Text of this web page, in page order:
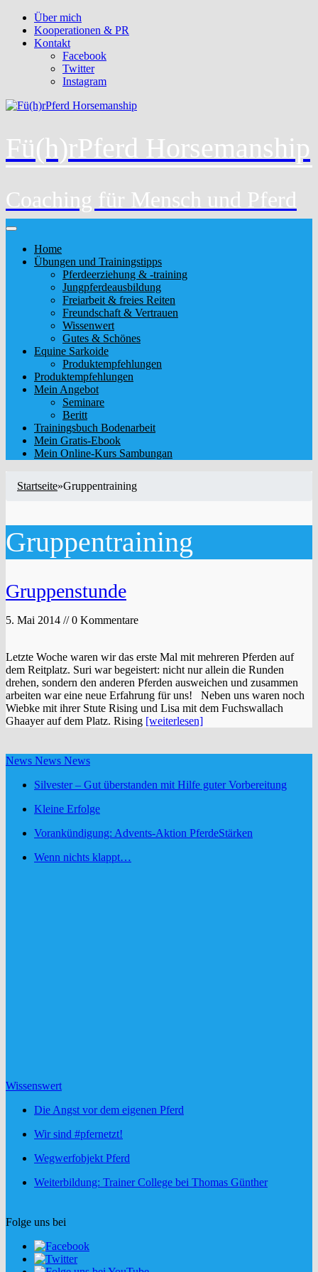
Über mich
Kooperationen & PR
Kontakt
Facebook
Twitter
Instagram
Fü(h)rPferd Horsemanship
Coaching für Mensch und Pferd
Home
Übungen und Trainingstipps
Pferdeerziehung & -training
Jungpferdeausbildung
Freiarbeit & freies Reiten
Freundschaft & Vertrauen
Wissenwert
Gutes & Schönes
Equine Sarkoide
Produktempfehlungen
Produktempfehlungen
Mein Angebot
Seminare
Beritt
Trainingsbuch Bodenarbeit
Mein Gratis-Ebook
Mein Online-Kurs Sambungan
Startseite»Gruppentraining
Gruppentraining
Gruppenstunde
5. Mai 2014 // 0 Kommentare
Letzte Woche waren wir das erste Mal mit mehreren Pferden auf
dem Reitplatz. Suri war begeistert: nicht nur allein die Runden
drehen, sondern den anderen Pferden ausweichen und zusammen
arbeiten war eine neue Erfahrung für uns! Neben uns waren noch
Wiebke mit ihrer Stute Rising und Lisa mit dem Fuchswallach
Ghaayer auf dem Platz. Rising [weiterlesen]
News News News
Silvester – Gut überstanden mit Hilfe guter Vorbereitung
Kleine Erfolge
Vorankündigung: Advents-Aktion PferdeStärken
Wenn nichts klappt…
Wissenswert
Die Angst vor dem eigenen Pferd
Wir sind #pfernetzt!
Wegwerfobjekt Pferd
Weiterbildung: Trainer College bei Thomas Günther
Folge uns bei